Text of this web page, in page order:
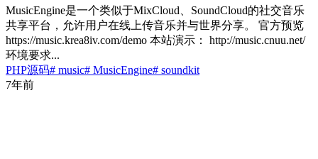
MusicEngine是一个类似于MixCloud、SoundCloud的社交音乐
共享平台，允许用户在线上传音乐并与世界分享。 官方预览
https://music.krea8iv.com/demo 本站演示： http://music.cnuu.net/
环境要求...
PHP源码# music# MusicEngine# soundkit
7年前